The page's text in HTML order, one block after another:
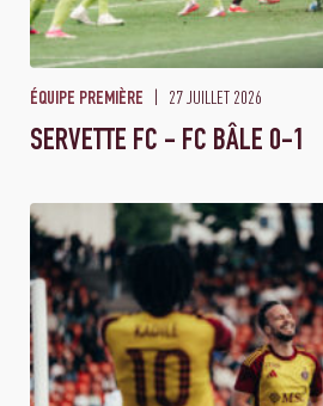
ÉQUIPE PREMIÈRE 27 JUILLET 2026
SERVETTE FC - FC BÂLE 0-1